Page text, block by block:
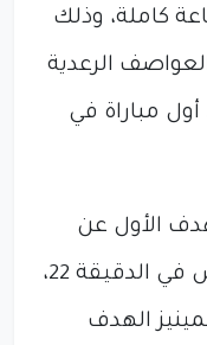
كاملة، وذلك
الرعدية
مباراة في
الأول عن
طريق اللاعب خوليان كينيونيس في الدقيقة 22،
الهدف